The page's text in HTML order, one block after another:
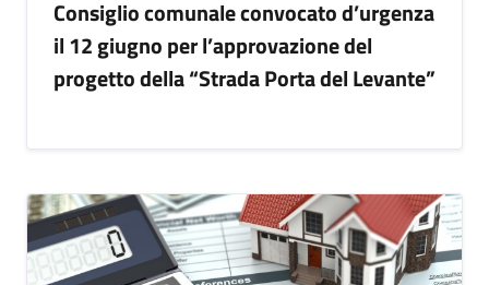
Consiglio comunale convocato d’urgenza
il 12 giugno per l’approvazione del
progetto della “Strada Porta del Levante”